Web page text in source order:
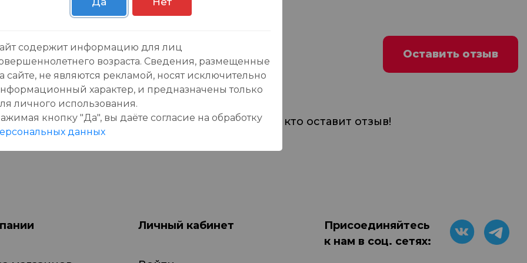
Оставить отзыв
товара еще нет отзывов, будьте первым, кто оставит отзыв!
Личный кабинет
Присоединяйтесь
к нам в соц. сетях:
содержит информацию для лиц
возраста. Сведения, размещенные
сайте, не являются рекламой, носят исключительно
характер, и предназначены только
личного использования.
кнопку "Да", вы даёте cогласие на обработку
данных